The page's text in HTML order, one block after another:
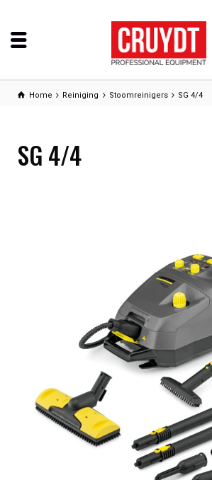
Home Reiniging Stoomreinigers SG 4/4
SG 4/4